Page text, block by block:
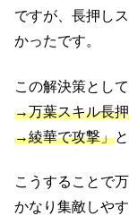
ですが、長押し
かったです。
この解決策として
→万葉スキル長
→綾華で攻撃」
こうすることで
かなり集敵しや